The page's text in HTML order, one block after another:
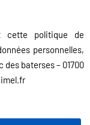
cette politique de
personnelles,
des baterses– 01700